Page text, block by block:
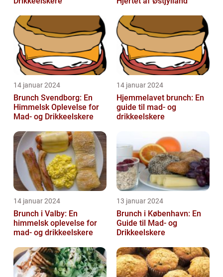
14 januar 2024
Brunch Svendborg: En
Himmelsk Oplevelse for
Mad- og Drikkeelskere
14 januar 2024
Hjemmelavet brunch: En
guide til mad- og
drikkeelskere
14 januar 2024
Brunch i Valby: En
himmelsk oplevelse for
mad- og drikkeelskere
13 januar 2024
Brunch i København: En
Guide til Mad- og
Drikkeelskere